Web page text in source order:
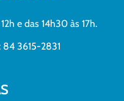
e das 14h30 às 17h.
84 3615-2831